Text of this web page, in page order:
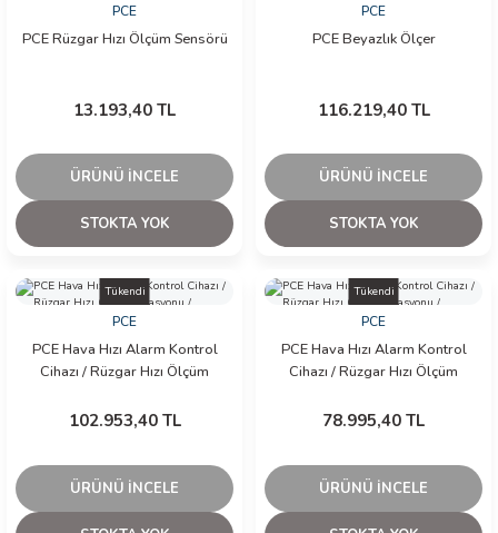
PCE
PCE Rüzgar Hızı Ölçüm Sensörü
13.193,40 TL
ÜRÜNÜ İNCELE
STOKTA YOK
PCE
PCE Beyazlık Ölçer
116.219,40 TL
ÜRÜNÜ İNCELE
STOKTA YOK
Tükendi
PCE
PCE Hava Hızı Alarm Kontrol
Cihazı / Rüzgar Hızı Ölçüm
102.953,40 TL
ÜRÜNÜ İNCELE
Tükendi
PCE
PCE Hava Hızı Alarm Kontrol
Cihazı / Rüzgar Hızı Ölçüm
78.995,40 TL
ÜRÜNÜ İNCELE